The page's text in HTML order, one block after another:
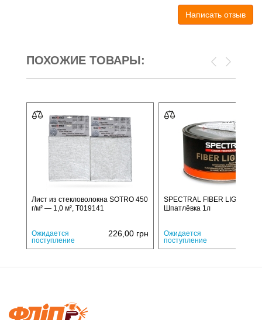
Написать отзыв
ПОХОЖИЕ ТОВАРЫ:
Лист из стекловолокна SOTRO 450
г/м² — 1,0 м², T019141
Ожидается
поступление
226,00 грн
SPECTRAL FIBER LIGHT
Шпатлёвка 1л
Ожидается
поступление